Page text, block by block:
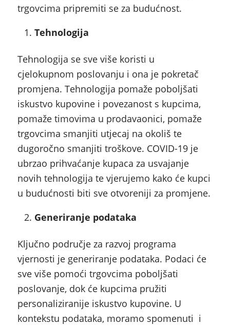
trgovcima pripremiti se za budućnost.
Tehnologija
Tehnologija se sve više koristi u
cjelokupnom poslovanju i ona je pokretač
promjena. Tehnologija pomaže poboljšati
iskustvo kupovine i povezanost s kupcima,
pomaže timovima u prodavaonici, pomaže
trgovcima smanjiti utjecaj na okoliš te
dugoročno smanjiti troškove. COVID-19 je
ubrzao prihvaćanje kupaca za usvajanje
novih tehnologija te vjerujemo kako će kupci
u budućnosti biti sve otvoreniji za promjene.
Generiranje podataka
Ključno područje za razvoj programa
vjernosti je generiranje podataka. Podaci će
sve više pomoći trgovcima poboljšati
poslovanje, dok će kupcima pružiti
personaliziranije iskustvo kupovine. U
kontekstu podataka, moramo spomenuti i